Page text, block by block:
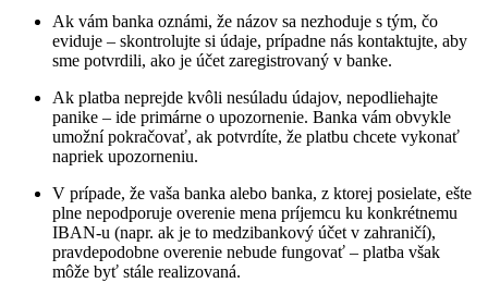
Ak vám banka oznámi, že názov sa nezhoduje s tým, čo
eviduje – skontrolujte si údaje, prípadne nás kontaktujte, aby
sme potvrdili, ako je účet zaregistrovaný v banke.
Ak platba neprejde kvôli nesúladu údajov, nepodliehajte
panike – ide primárne o upozornenie. Banka vám obvykle
umožní pokračovať, ak potvrdíte, že platbu chcete vykonať
napriek upozorneniu.
V prípade, že vaša banka alebo banka, z ktorej posielate, ešte
plne nepodporuje overenie mena príjemcu ku konkrétnemu
IBAN-u (napr. ak je to medzibankový účet v zahraničí),
pravdepodobne overenie nebude fungovať – platba však
môže byť stále realizovaná.